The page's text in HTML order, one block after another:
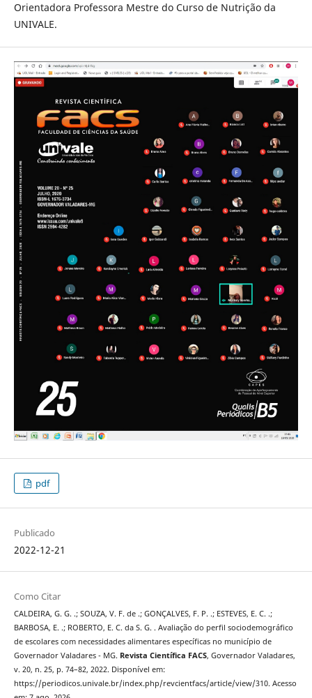
Orientadora Professora Mestre do Curso de Nutrição da
UNIVALE.
pdf
Publicado
2022-12-21
Como Citar
CALDEIRA, G. G. .; SOUZA, V. F. de .; GONÇALVES, F. P. .; ESTEVES, E. C. .;
BARBOSA, E. .; ROBERTO, E. C. da S. G. . Avaliação do perfil sociodemográfico
de escolares com necessidades alimentares específicas no município de
Governador Valadares - MG. Revista Científica FACS, Governador Valadares,
v. 20, n. 25, p. 74–82, 2022. Disponível em:
https://periodicos.univale.br/index.php/revcientfacs/article/view/310. Acesso